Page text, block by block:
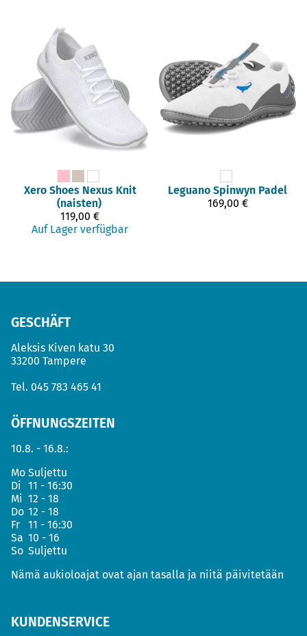
Xero Shoes Nexus Knit
(naisten)
119,00 €
Auf Lager verfügbar
Leguano Spinwyn Padel
169,00 €
GESCHÄFT
Aleksis Kiven katu 30
33200 Tampere
Tel. 045 783 465 41
ÖFFNUNGSZEITEN
10.8. - 16.8.:
Mo Suljettu
Di 11 - 16:30
Mi 12 - 18
Do 12 - 18
Fr
11 - 16:30
Sa 10 - 16
So Suljettu
Nämä aukioloajat ovat ajan tasalla ja niitä päivitetään
KUNDENSERVICE